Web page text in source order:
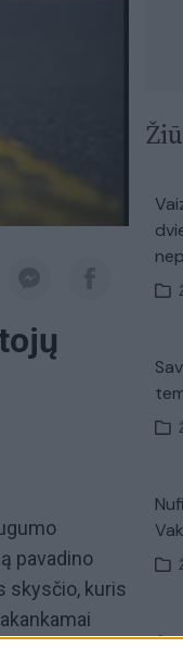
pavadino
skysčio, kuris